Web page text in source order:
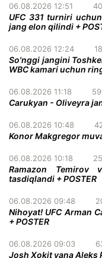
06.08.2026 12:51
UFC 331 turniri
jang elon qilindi +
06.08.2026 12:24
So'nggi jangini
WBC kamari uchun
06.08.2026 11:18
Carukyan - Oliveyra
06.08.2026 10:48
Konor Makgregor
06.08.2026 10:18
Ramazon Temirov
tasdiqlandi + POSTER
06.08.2026 09:48
Nihoyat! UFC Arman
+ POSTER
06.08.2026 09:03
Josh Xokit yana Aleks